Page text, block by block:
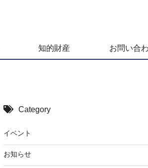
知的財産 お問い合
Category
イベント
お知らせ